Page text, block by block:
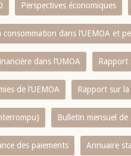
Perspectives économiques
dans l‘UEMOA et
dans l‘UMOA Rapport
de l‘UEMOA Rapport sur
Bulletin mensuel de
des paiements Annuaire